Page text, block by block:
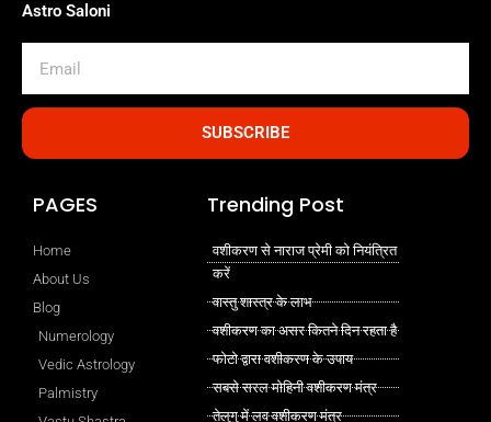
Astro Saloni
SUBSCRIBE
PAGES
Home
About Us
Blog
Numerology
Vedic Astrology
Palmistry
Trending Post
वशीकरण से नाराज प्रेमी को नियंत्रित
करें
वास्तु शास्त्र के लाभ
वशीकरण का असर कितने दिन रहता है
फोटो द्वारा वशीकरण के उपाय
सबसे सरल मोहिनी वशीकरण मंत्र
तेलुगु में लव वशीकरण मंत्र